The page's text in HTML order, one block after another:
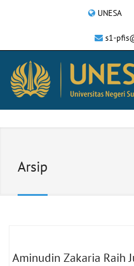
UNESA
s1-
Arsip
Aminudin Zakaria Raih